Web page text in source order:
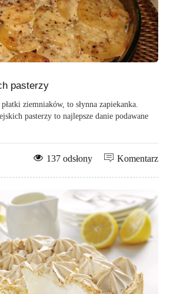
pasterzy
ziemniaków, to słynna zapiekanka.
pasterzy to najlepsze danie podawane
Komentarz
137 odsłony